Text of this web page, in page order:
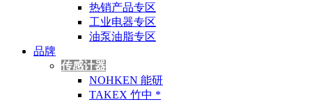
热销产品专区
工业电器专区
油泵油脂专区
品牌
传感计器
NOHKEN 能研
TAKEX 竹中 *